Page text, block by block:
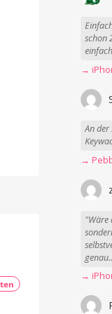
schon
An der
"Wäre